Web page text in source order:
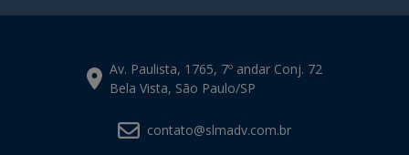
Av. Paulista, 1765, 7º andar Conj. 72
Bela Vista, São Paulo/SP
contato@slmadv.com.br